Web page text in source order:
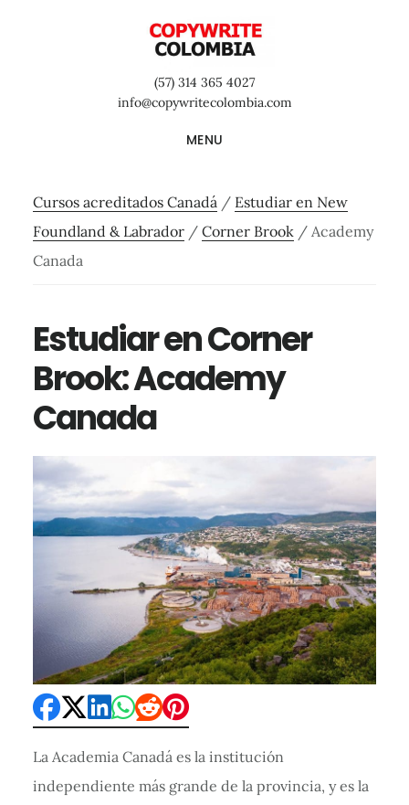
(57) 314 365 4027
info@copywritecolombia.com
MENU
Cursos acreditados Canadá / Estudiar en New
Foundland & Labrador / Corner Brook /Academy
Canada
Estudiar en Corner
Brook: Academy
Canada
La Academia Canadá es la institución
independiente más grande de la provincia, y es la